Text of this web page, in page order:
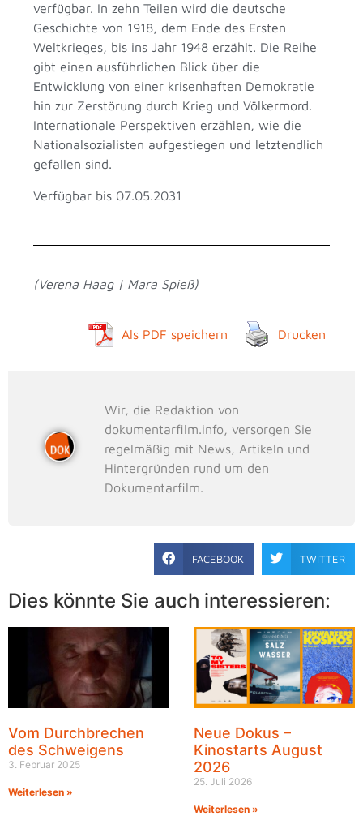
verfügbar. In zehn Teilen wird die deutsche
Geschichte von 1918, dem Ende des Ersten
Weltkrieges, bis ins Jahr 1948 erzählt. Die Reihe
gibt einen ausführlichen Blick über die
Entwicklung von einer krisenhaften Demokratie
hin zur Zerstörung durch Krieg und Völkermord.
Internationale Perspektiven erzählen, wie die
Nationalsozialisten aufgestiegen und letztendlich
gefallen sind.
Verfügbar bis 07.05.2031
(Verena Haag | Mara Spieß)
Als PDF speichern Drucken
Wir, die Redaktion von
dokumentarfilm.info, versorgen Sie
regelmäßig mit News, Artikeln und
Hintergründen rund um den
Dokumentarfilm.
FACEBOOK TWITTER
Dies könnte Sie auch interessieren:
Vom Durchbrechen
des Schweigens
3. Februar 2025
Weiterlesen »
Neue Dokus –
Kinostarts August
2026
25. Juli 2026
Weiterlesen »